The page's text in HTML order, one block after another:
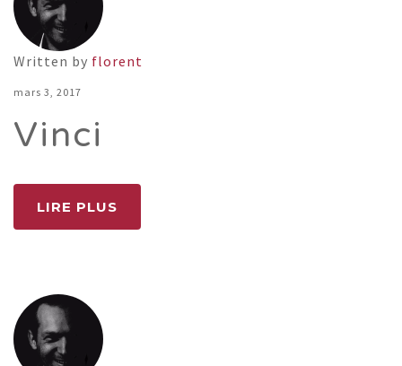
Written by florent
mars 3, 2017
Vinci
LIRE PLUS